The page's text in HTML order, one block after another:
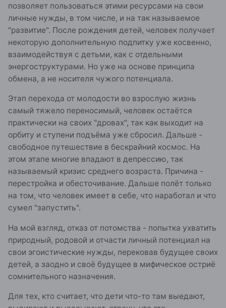
позволяет пользоваться этими ресурсами на свои
личные нужды, в том числе, и на так называемое
"развитие". После рождения детей, человек получает
некоторую дополнительную подпитку уже косвенно,
взаимодействуя с детьми, как с отдельными
энергоструктурами. Но уже на основе принципа
обмена, а не носителя чужого потенциала.
Этап перехода от молодости во взрослую жизнь
самый тяжело переносимый, человек остаётся
практически на своих "дровах", так как выходит на
орбиту и ступени подъёма уже сбросил. Дальше -
свободное путешествие в бескрайний космос. На
этом этапе многие впадают в депрессию, так
называемый кризис среднего возраста. Причина -
перестройка и обесточивание. Дальше полёт только
на том, что человек имеет в себе, что наработал и что
сумел "запустить".
На мой взгляд, отказ от потомства - попытка ухватить
природный, родовой и отчасти личный потенциал на
свои эгоистические нужды, перековав будущее своих
детей, а заодно и своё будущее в мифическое остриё
сомнительного назначения.
Для тех, кто считает, что дети что-то там выедают,